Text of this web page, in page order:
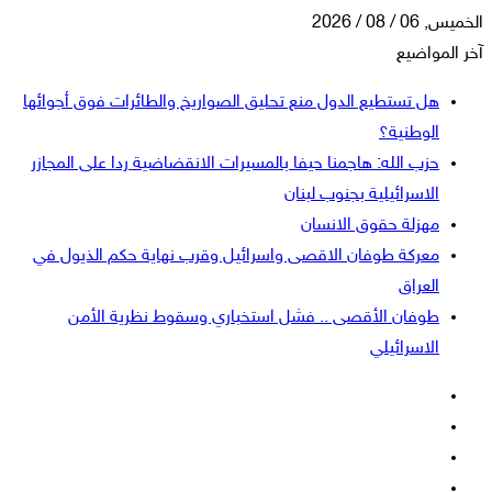
الخميس, 06 / 08 / 2026
آخر المواضيع
هل تستطيع الدول منع تحليق الصواريخ والطائرات فوق أجوائها
الوطنية؟
حزب الله: هاجمنا حيفا بالمسيرات الانقضاضية ردا على المجازر
الاسرائيلية بجنوب لبنان
مهزلة حقوق الانسان
معركة طوفان الاقصى واسرائيل وقرب نهاية حكم الذيول في
العراق
طوفان الأقصى .. فشل استخباري وسقوط نظرية الأمن
الاسرائيلي